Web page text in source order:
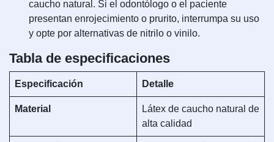
caucho natural. Si el odontólogo o el paciente
presentan enrojecimiento o prurito, interrumpa su uso
y opte por alternativas de nitrilo o vinilo.
Tabla de especificaciones
Especificación Detalle
Material
Látex de caucho natural de
alta calidad